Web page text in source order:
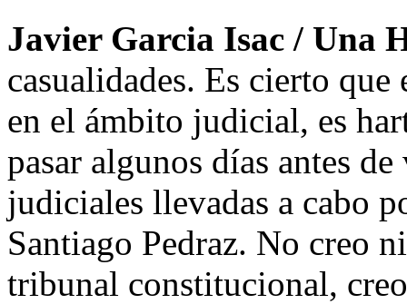
Javier Garcia Isac / Una
casualidades. Es cierto
en el ámbito judicial, es
pasar algunos días antes
judiciales llevadas a cabo
Santiago Pedraz. No creo
tribunal constitucional,